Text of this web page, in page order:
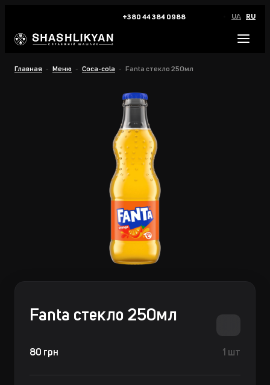
+380 44 384 0988 UA RU
Главная Меню Coca-cola Fanta стекло 250мл
Fanta стекло 250мл
80 грн 1 шт